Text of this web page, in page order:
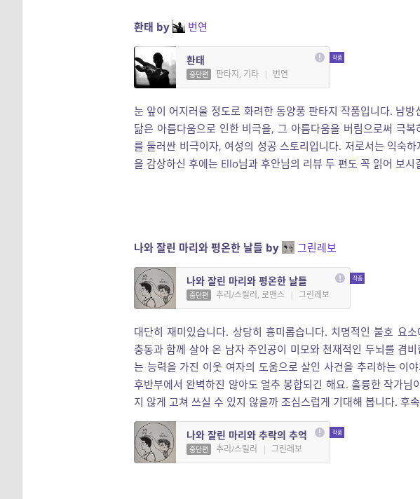
환태 by 번연
환태
중단편 판타지, 기타 | 번연
눈 앞이 어지러울 정도로 화려한 동양풍 판타지 작품입니다. 남
닮은 아름다움으로 인한 비극을, 그 아름다움을 버림으로써 극
를 둘러싼 비극이자, 여성의 성공 스토리입니다. 저로서는 익숙
을 감상하신 후에는 Ello님과 후안님의 리뷰 두 편도 꼭 읽어 보시
나와 잘린 마리와 평온한 날들 by 그린레보
나와 잘린 마리와 평온한 날들
중단편 추리/스릴러, 로맨스 | 그린레보
대단히 재미있습니다. 상당히 흥미롭습니다. 치명적인 불호 요
충동과 함께 살아 온 남자 주인공이 미모와 천재적인 두뇌를 겸
는 능력을 가진 이웃 여자의 도움으로 살인 사건을 추리하는 이
후반부에서 완벽하진 않아도 얼추 봉합되긴 해요. 훌륭한 작가
지 않게 고쳐 쓰실 수 있지 않을까 조심스럽게 기대해 봅니다. 후
나와 잘린 마리와 추락의 추억
중단편 추리/스릴러 | 그린레보